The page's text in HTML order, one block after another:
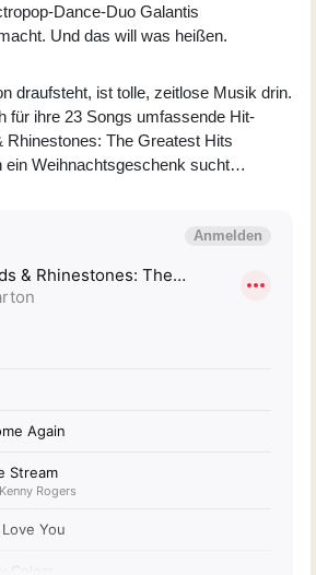
Dance-Duo Galantis
Und das will was heißen.
draufsteht, ist tolle, zeitlose Musik drin.
für ihre 23 Songs umfassende Hit-
Rhinestones: The Greatest Hits
ein Weihnachtsgeschenk sucht…